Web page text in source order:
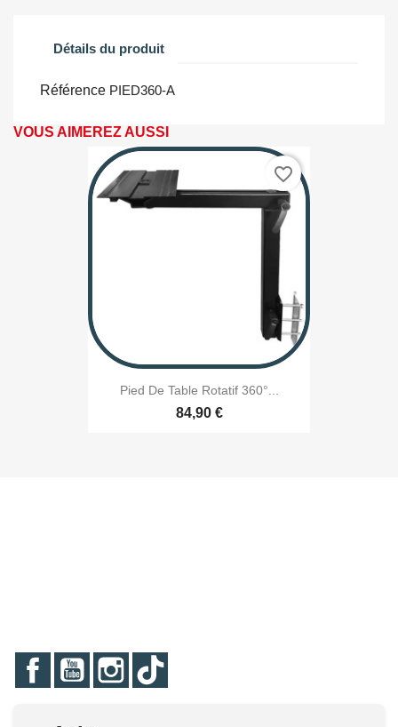
Détails du produit
Référence PIED360-A
VOUS AIMEREZ AUSSI
Pied De Table Rotatif 360°...
84,90 €
favorite_border
FacebookYouTubeInstagram